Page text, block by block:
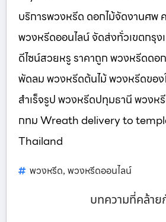
บริการพวงหรีด ดอกไม้จัดงานศพ
พวงหรีดออนไลน์ จัดส่งทั่วเขตกรุ
ดีไซน์สวยหรู ราคาถูก พวงหรีดดอ
พัดลม พวงหรีดต้นไม้ พวงหรีดของ
สำเร็จรูป พวงหรีดปทุมธานี พวง
กทม Wreath delivery to
Thailand
พวงหรีด, พวงหรีดออนไลน์
บทความที่คล้าย